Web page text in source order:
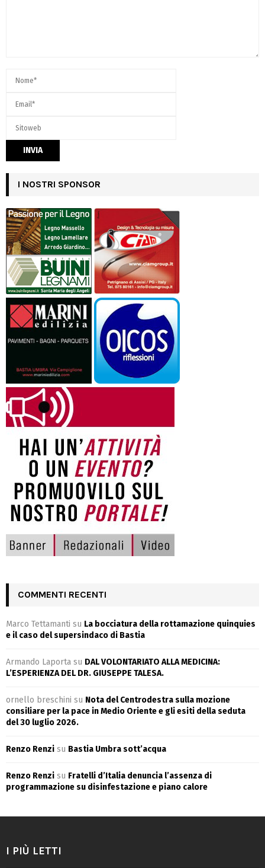
I NOSTRI SPONSOR
COMMENTI RECENTI
Marco Tettamanti su La bocciatura della rottamazione quinquies
e il caso del supersindaco di Bastia
Armando Laporta su DAL VOLONTARIATO ALLA MEDICINA:
L’ESPERIENZA DEL DR. GIUSEPPE TALESA.
ornello breschini su Nota del Centrodestra sulla mozione
consiliare per la pace in Medio Oriente e gli esiti della seduta
del 30 luglio 2026.
Renzo Renzi su Bastia Umbra sott’acqua
Renzo Renzi su Fratelli d’Italia denuncia l’assenza di
programmazione su disinfestazione e piano calore
I PIÙ LETTI